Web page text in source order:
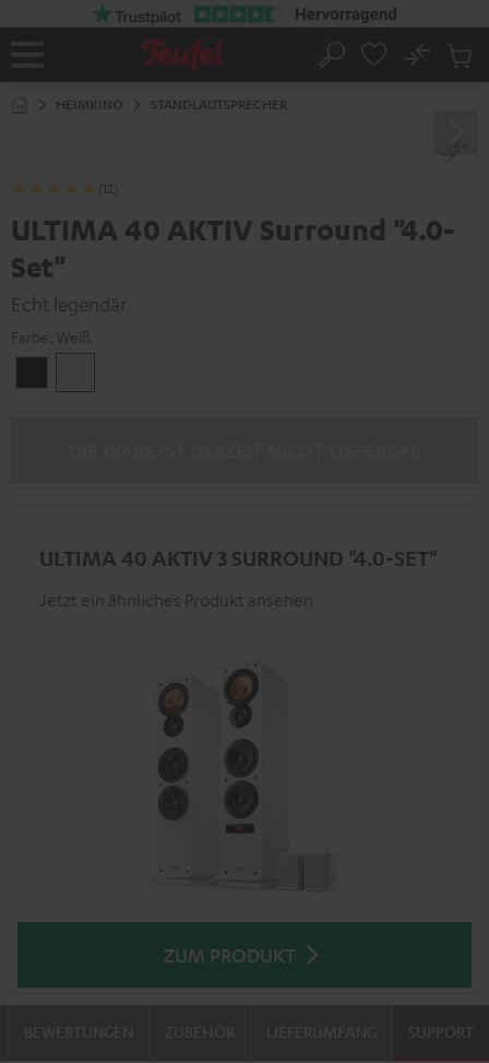
Startseite
Suche
No
HEIMKINO STANDLAUTSPRECHER
(12)
ULTIMA 40 AKTIV Surround "4.0-
Set"
Echt legendär
Farbe: Weiß
ULTIMA 40 AKTIV 3 SURROUND "4.0-SET"
Jetzt ein ähnliches Produkt ansehen
ZUM PRODUKT
SUPPORT